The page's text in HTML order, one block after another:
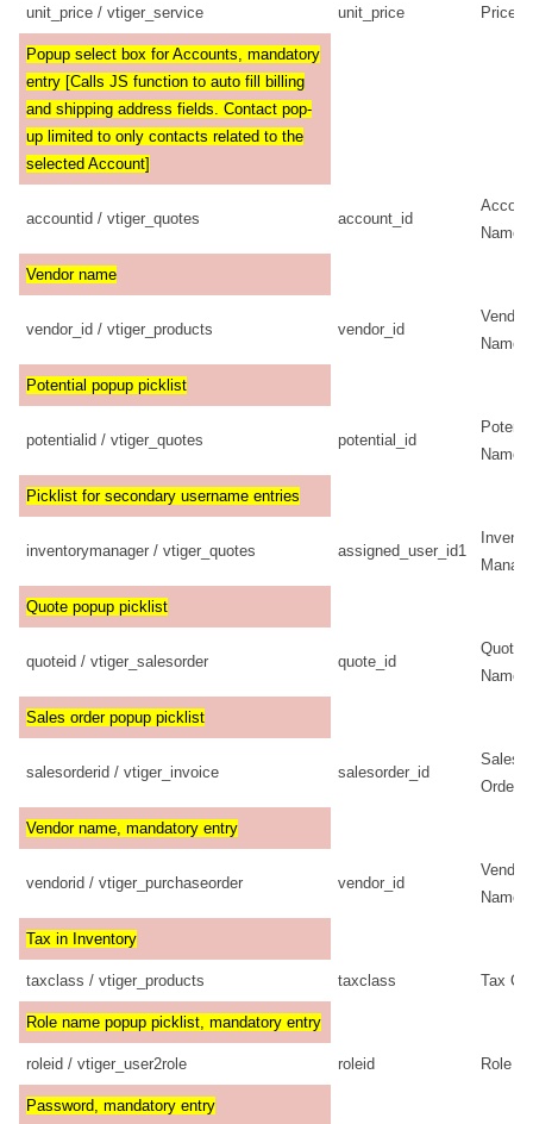
unit_price / vtiger_service unit_price Price
Popup select box for Accounts, mandatory
entry [Calls JS function to auto fill billing
and shipping address fields. Contact pop-
up limited to only contacts related to the
selected Account]
accountid / vtiger_quotes account_id
Name
Vendor name
vendor_id / vtiger_products vendor_id
Vendor
Name
Potential popup picklist
potentialid / vtiger_quotes potential_id
Name
Picklist for secondary username entries
inventorymanager / vtiger_quotes assigned_user_id1
Quote popup picklist
quoteid / vtiger_salesorder quote_id
Quote
Name
Sales order popup picklist
salesorderid / vtiger_invoice salesorder_id
Sales
Order
Vendor name, mandatory entry
vendorid / vtiger_purchaseorder vendor_id
Vendor
Name
Tax in Inventory
taxclass / vtiger_products taxclass Tax
Role name popup picklist, mandatory entry
roleid / vtiger_user2role roleid Role
Password, mandatory entry